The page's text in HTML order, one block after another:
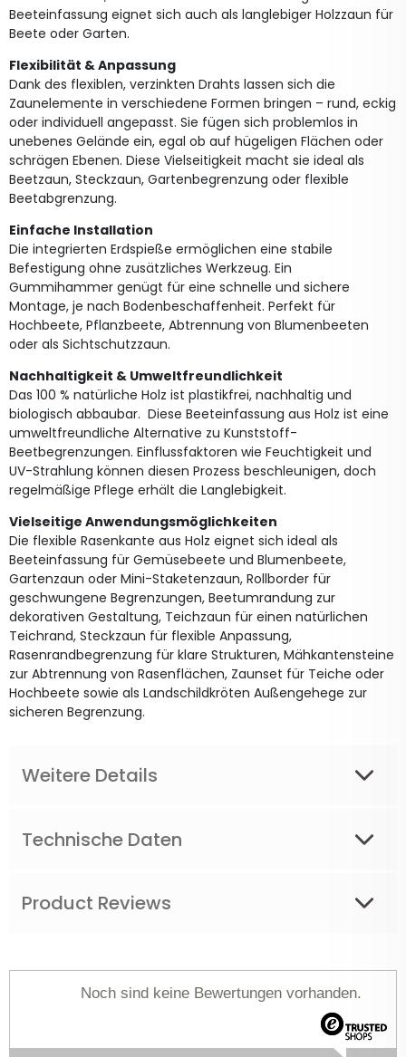
Beeteinfassung eignet sich auch als langlebiger Holzzaun für
Beete oder Garten.
Flexibilität & Anpassung
Dank des flexiblen, verzinkten Drahts lassen sich die
Zaunelemente in verschiedene Formen bringen – rund, eckig
oder individuell angepasst. Sie fügen sich problemlos in
unebenes Gelände ein, egal ob auf hügeligen Flächen oder
schrägen Ebenen. Diese Vielseitigkeit macht sie ideal als
Beetzaun, Steckzaun, Gartenbegrenzung oder flexible
Beetabgrenzung.
Einfache Installation
Die integrierten Erdspieße ermöglichen eine stabile
Befestigung ohne zusätzliches Werkzeug. Ein
Gummihammer genügt für eine schnelle und sichere
Montage, je nach Bodenbeschaffenheit. Perfekt für
Hochbeete, Pflanzbeete, Abtrennung von Blumenbeeten
oder als Sichtschutzzaun.
Nachhaltigkeit & Umweltfreundlichkeit
Das 100 % natürliche Holz ist plastikfrei, nachhaltig und
biologisch abbaubar. Diese Beeteinfassung aus Holz ist eine
umweltfreundliche Alternative zu Kunststoff-
Beetbegrenzungen. Einflussfaktoren wie Feuchtigkeit und
UV-Strahlung können diesen Prozess beschleunigen, doch
regelmäßige Pflege erhält die Langlebigkeit.
Vielseitige Anwendungsmöglichkeiten
Die flexible Rasenkante aus Holz eignet sich ideal als
Beeteinfassung für Gemüsebeete und Blumenbeete,
Gartenzaun oder Mini-Staketenzaun, Rollborder für
geschwungene Begrenzungen, Beetumrandung zur
dekorativen Gestaltung, Teichzaun für einen natürlichen
Teichrand, Steckzaun für flexible Anpassung,
Rasenrandbegrenzung für klare Strukturen, Mähkantensteine
zur Abtrennung von Rasenflächen, Zaunset für Teiche oder
Hochbeete sowie als Landschildkröten Außengehege zur
sicheren Begrenzung.
Weitere Details
Technische Daten
Product Reviews
Noch sind keine Bewertungen vorhanden.